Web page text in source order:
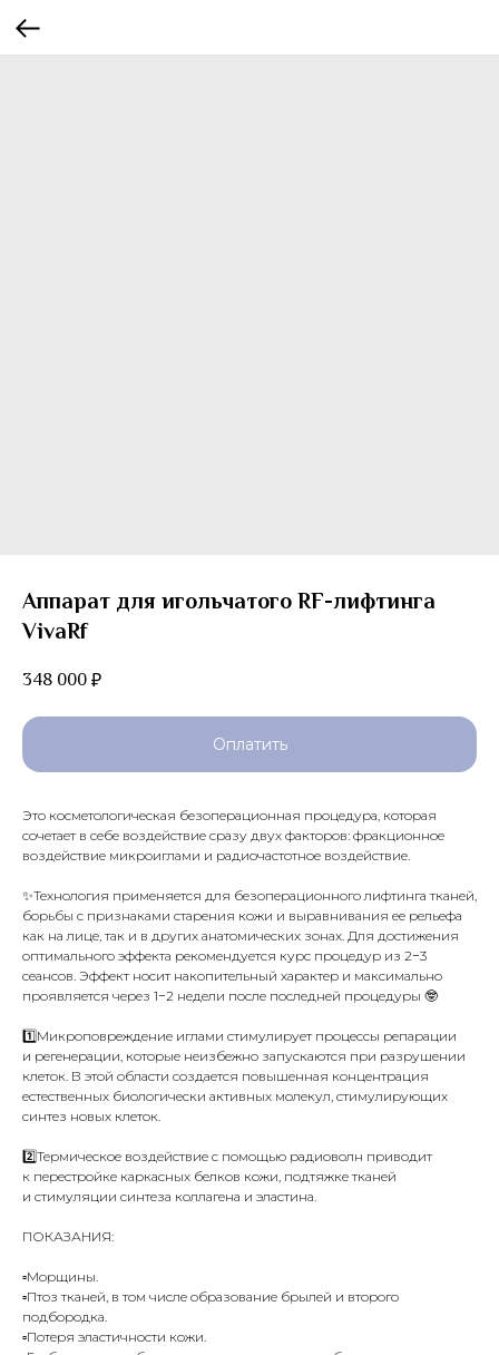
Аппарат для игольчатого RF-лифтинга
VivaRf
348 000₽
Оплатить
Это косметологическая безоперационная процедура, которая
сочетает в себе воздействие сразу двух факторов: фракционное
воздействие микроиглами и радиочастотное воздействие.
✨Технология применяется для безоперационного лифтинга тканей,
борьбы с признаками старения кожи и выравнивания ее рельефа
как на лице, так и в других анатомических зонах. Для достижения
оптимального эффекта рекомендуется курс процедур из 2−3
сеансов. Эффект носит накопительный характер и максимально
проявляется через 1−2 недели после последней процедуры 🤓
1️⃣Микроповреждение иглами стимулирует процессы репарации
и регенерации, которые неизбежно запускаются при разрушении
клеток. В этой области создается повышенная концентрация
естественных биологически активных молекул, стимулирующих
синтез новых клеток.
2️⃣Термическое воздействие с помощью радиоволн приводит
к перестройке каркасных белков кожи, подтяжке тканей
и стимуляции синтеза коллагена и эластина.
ПОКАЗАНИЯ:
▫️Морщины.
▫️Птоз тканей, в том числе образование брылей и второго
подбородка.
▫️Потеря эластичности кожи.